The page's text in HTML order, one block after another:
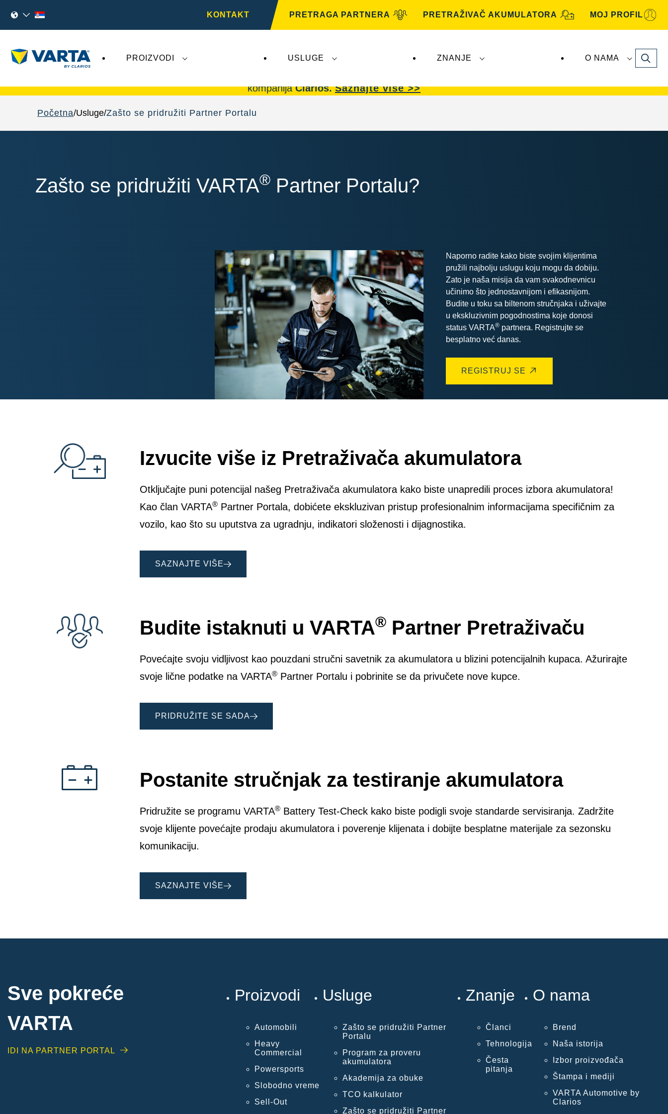
KONTAKT PRETRAGA PARTNERA PRETRAŽIVAČ AKUMULATORA MOJ PROFIL
PROIZVODI USLUGE ZNANJE O NAMA Search
kompanijaClarios.Saznajte više >>
Početna Usluge Zašto se pridružiti Partner Portalu
Zašto se pridružiti VARTA® Partner Portalu?
Naporno radite kako biste svojim klijentima
pružili najbolju uslugu koju mogu da dobiju.
Zato je naša misija da vam svakodnevnicu
učinimo što jednostavnijom i efikasnijom.
Budite u toku sa biltenom stručnjaka i uživajte
u ekskluzivnim pogodnostima koje donosi
status VARTA® partnera. Registrujte se
besplatno već danas.
REGISTRUJ SE
Izvucite više iz Pretraživača akumulatora
Otključajte puni potencijal našeg Pretraživača akumulatora kako biste unapredili proces izbora akumulatora!
Kao član VARTA®Partner Portala, dobićete ekskluzivan pristup profesionalnim informacijama specifičnim za
vozilo, kao što su uputstva za ugradnju, indikatori složenosti i dijagnostika.
SAZNAJTE VIŠE
Budite istaknuti u VARTA®Partner Pretraživaču
Povećajte svoju vidljivost kao pouzdani stručni savetnik za akumulatora u blizini potencijalnih kupaca. Ažurirajte
svoje lične podatke na VARTA®Partner Portalu i pobrinite se da privučete nove kupce.
PRIDRUŽITE SE SADA
Postanite stručnjak za testiranje akumulatora
Pridružite se programu VARTA®Battery Test-Check kako biste podigli svoje standarde servisiranja. Zadržite
svoje klijente povećajte prodaju akumulatora i poverenje klijenata i dobijte besplatne materijale za sezonsku
komunikaciju.
SAZNAJTE VIŠE
Sve pokreće
VARTA
IDI NA PARTNER PORTAL
Proizvodi
Automobili
Heavy
Commercial
Powersports
Slobodno vreme
Sell-Out
Usluge
Zašto se pridružiti Partner
Portalu
Program za proveru
akumulatora
Akademija za obuke
TCO kalkulator
Zašto se pridružiti Partner
Znanje
Članci
Tehnologija
Česta
pitanja
O nama
Brend
Naša istorija
Izbor proizvođača
Štampa i mediji
VARTA Automotive by
Clarios